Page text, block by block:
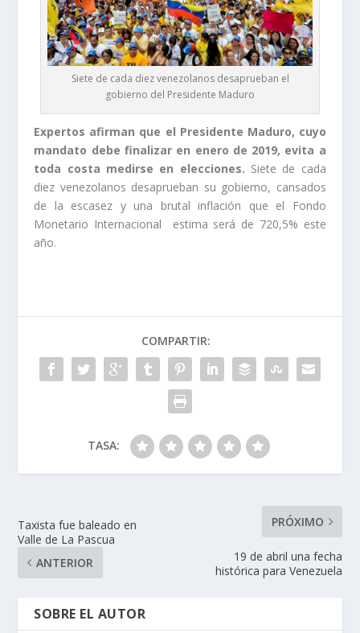
Siete de cada diez venezolanos desaprueban el
gobierno del Presidente Maduro
Expertos afirman que el Presidente Maduro, cuyo
mandato debe finalizar en enero de 2019, evita a
toda costa medirse en elecciones. Siete de cada
diez venezolanos desaprueban su gobierno, cansados
de la escasez y una brutal inflación que el Fondo
Monetario Internacional estima será de 720,5% este
año.
COMPARTIR:
TASA:
Taxista fue baleado en
Valle de La Pascua
ANTERIOR
PRÓXIMO
19 de abril una fecha
histórica para Venezuela
SOBRE EL AUTOR